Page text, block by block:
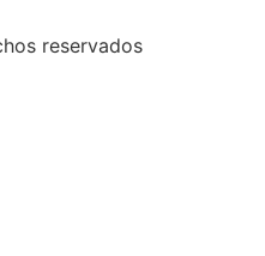
reservados